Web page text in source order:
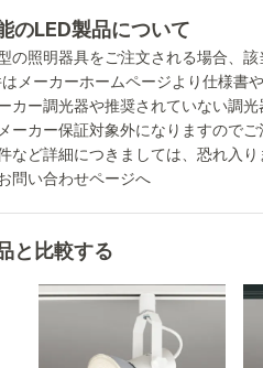
のLED製品について
の照明器具をご注文される場合、
メーカーホームページより仕様書
カー調光器や推奨されていない調
ーカー保証対象外になりますのでご
など詳細につきましては、恐れ入
問い合わせページへ
と比較する